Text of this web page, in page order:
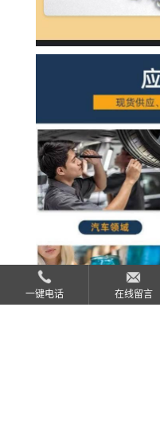
一键电话 在线留言